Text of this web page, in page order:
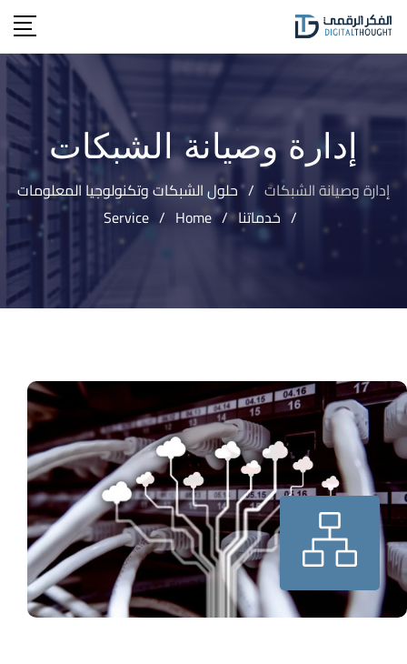
إدارة وصيانة الشبكات
إدارة وصيانة الشبكات / حلول الشبكات وتكنولوجيا المعلومات
/ خدماتنا /
Service / Home